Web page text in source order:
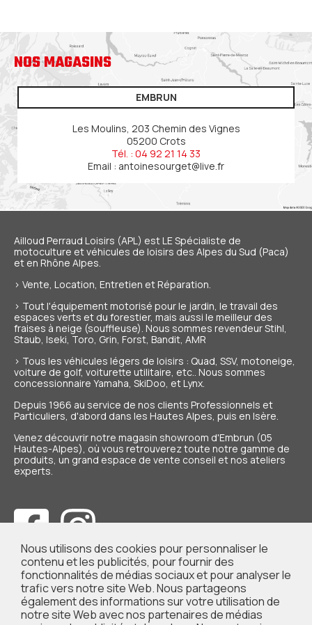
NOS MAGASINS
EMBRUN
Les Moulins, 203 Chemin des Vignes
05200 Crots
Tél. : 04 92 21 14 33
Email : antoinesourget@live.fr
Ailloud Perraud Loisirs (APL) est LE Spécialiste de
motoculture et véhicules de loisirs des Alpes du Sud (Paca)
et en Rhône Alpes.
> Vente, Location, Entretien et Réparation.
> Tout l'équipement motorisé pour le jardin, le travail des
espaces verts et du forestier, mais aussi le meilleur des
fraises à neige (souffleuse). Nous sommes revendeur Stihl,
Staub, Iseki, Toro, Grin, Forst, Bandit, AMR
> Tous les véhicules légers de loisirs : Quad, SSV, motoneige,
voiture de golf, voiturette utilitaire, etc.. Nous sommes
concessionnaire Yamaha, SkiDoo, et Lynx.
Depuis 1966 au service de nos clients Professionnels et
Particuliers , d'abord dans les Hautes Alpes, puis en Isère.
Venez découvrir notre magasin showroom d'Embrun (05
Hautes-Alpes), où vous retrouverez toute notre gamme de
produits, un grand espace de vente conseil et nos ateliers
experts.
Nous utilisons des cookies pour personnaliser le
contenu et les publicités, pour fournir des
fonctionnalités de médias sociaux et pour analyser le
trafic vers notre site Web. Nous partageons
également des informations sur votre utilisation de
notre site Web avec nos partenaires de médias